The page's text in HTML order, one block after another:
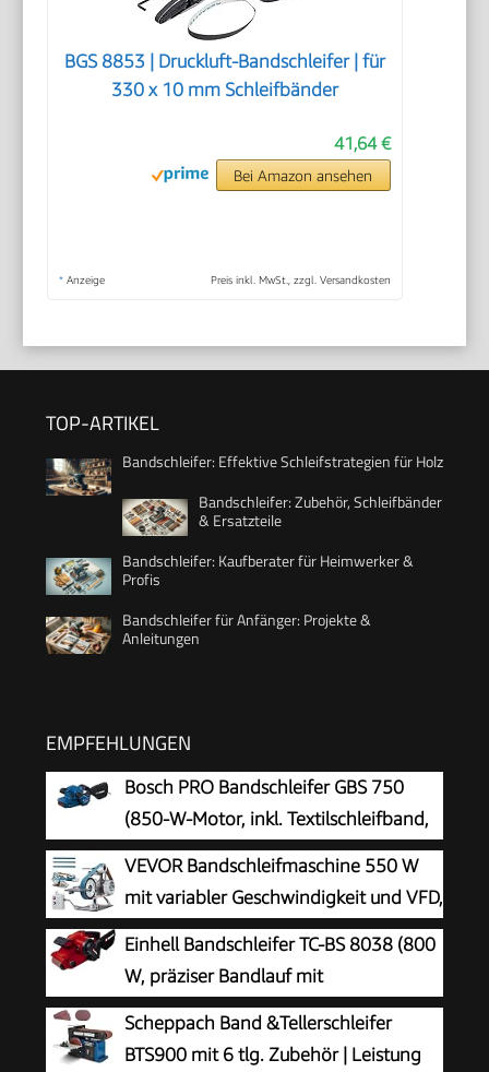
BGS 8853 | Druckluft-Bandschleifer | für
330 x 10 mm Schleifbänder
41,64 €
Bei Amazon ansehen
* Anzeige Preis inkl. MwSt., zzgl. Versandkosten
TOP-ARTIKEL
Bandschleifer: Effektive Schleifstrategien für Holz
Bandschleifer: Zubehör, Schleifbänder
& Ersatzteile
Bandschleifer: Kaufberater für Heimwerker &
Profis
Bandschleifer für Anfänger: Projekte &
Anleitungen
EMPFEHLUNGEN
Bosch PRO Bandschleifer GBS 750
(850-W-Motor, inkl. Textilschleifband,
Staubbeutel)
VEVOR Bandschleifmaschine 550 W
mit variabler Geschwindigkeit und VFD,
762 x 25,4 mm Bandpolierer, Polier-
und Schleifmaschine mit 2 Schleifformen und 3
Schleifbändern für Metallbearbeitung
Einhell Bandschleifer TC-BS 8038 (800
W, präziser Bandlauf mit
Feinjustierung, keramische Schutz-Einlage,
Zusatzhandgriff, integrierte Staubabsaugung,
Scheppach Band &Tellerschleifer
BTS900 mit 6 tlg. Zubehör | Leistung